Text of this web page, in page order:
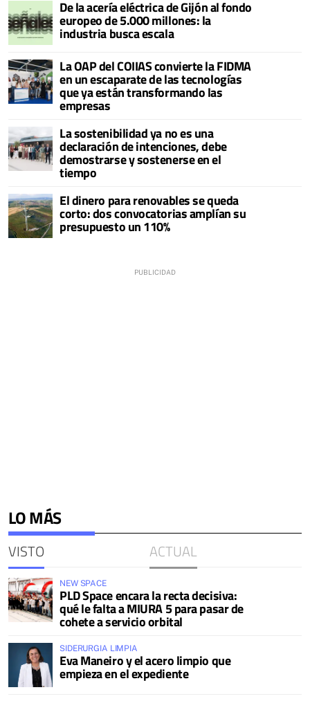
De la acería eléctrica de Gijón al fondo
europeo de 5.000 millones: la
industria busca escala
La OAP del COIIAS convierte la FIDMA
en un escaparate de las tecnologías
que ya están transformando las
empresas
La sostenibilidad ya no es una
declaración de intenciones, debe
demostrarse y sostenerse en el
tiempo
El dinero para renovables se queda
corto: dos convocatorias amplían su
presupuesto un 110%
LO MÁS
VISTO ACTUAL
NEW SPACE
PLD Space encara la recta decisiva:
qué le falta a MIURA 5 para pasar de
cohete a servicio orbital
SIDERURGIA LIMPIA
Eva Maneiro y el acero limpio que
empieza en el expediente